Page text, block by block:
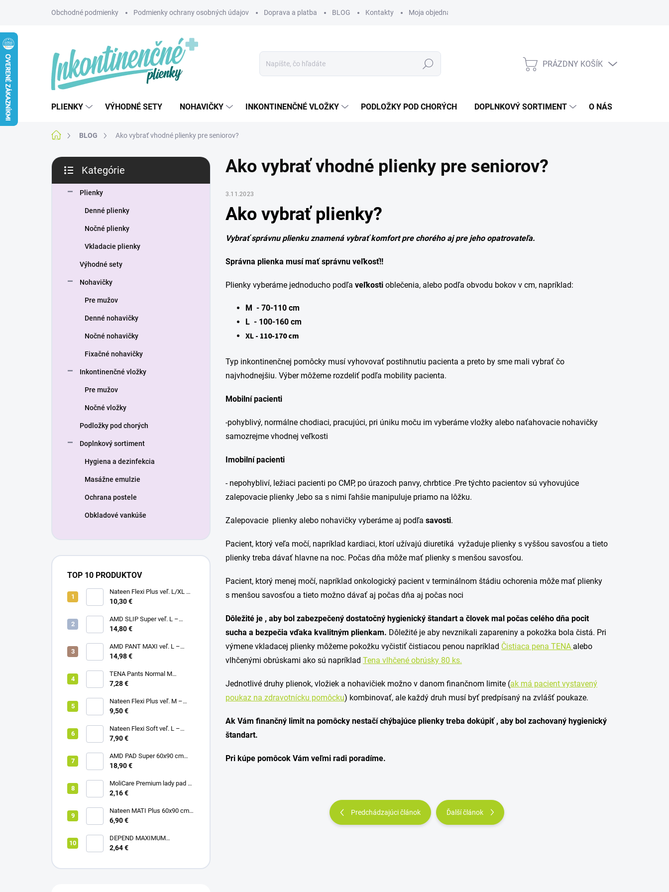
Obchodné podmienky Podmienky ochrany osobných údajov Doprava a platba BLOG Kontakty Moja objednávka
Hľadať
NÁKUPNÝ
PRÁZDNY KOŠÍK
PLIENKY VÝHODNÉ SETY NOHAVIČKY INKONTINENČNÉ VLOŽKY PODLOŽKY POD CHORÝCH DOPLNKOVÝ SORTIMENT O NÁS
DomovBLOG Ako vybrať vhodné plienky pre seniorov?
B
č
Kategórie
Plienky
Denné plienky
Nočné plienky
Vkladacie plienky
Výhodné sety
Nohavičky
Pre mužov
Denné nohavičky
Nočné nohavičky
Fixačné nohavičky
Inkontinenčné vložky
Pre mužov
Nočné vložky
Podložky pod chorých
Doplnkový sortiment
Hygiena a dezinfekcia
Masážne emulzie
Ochrana postele
Obkladové vankúše
TOP 10 PRODUKTOV
Nateen Flexi Plus veľ. L/XL –
nohavičky plienkové (10ks)
10,30 €
AMD SLIP Super veľ. L –
14,80 €
AMD PANT MAXI veľ. L –
14,98 €
TENA Pants Normal M
naťahovacie inkontinenčné
7,28 €
Nateen Flexi Plus veľ. M –
nohavičky plienkové (10ks)
9,50 €
Nateen Flexi Soft veľ. L –
nohavičky plienkové (10ks)
7,90 €
AMD PAD Super 60x90 cm
podložka pod pacienta (30ks)
18,90 €
MoliCare Premium lady pad 3
kvapky inkontinenčné vložky
2,16 €
Nateen MATI Plus 60x90 cm
podložka pod pacienta (10ks)
6,90 €
DEPEND MAXIMUM
inkontinenčné vložky pre ženy,
6ks
2,64 €
Ako vybrať vhodné plienky pre seniorov?
3.11.2023
Ako vybrať plienky?
Vybrať správnu plienku znamená vybrať komfort pre chorého aj pre jeho opatrovateľa.
Správna plienka musí mať správnu veľkosť!!
Plienky vyberáme jednoducho podľa veľkosti oblečenia, alebo podľa obvodu bokov v cm, napríklad:
M - 70-110 cm
L - 100-160 cm
XL - 110-170 cm
Typ inkontinenčnej pomôcky musí vyhovovať postihnutiu pacienta a preto by sme mali vybrať čo
najvhodnejšiu. Výber môžeme rozdeliť podľa mobility pacienta.
Mobilní pacienti
-pohyblivý, normálne chodiaci, pracujúci, pri úniku moču im vyberáme vložky alebo naťahovacie nohavičky
samozrejme vhodnej veľkosti
Imobilní pacienti
- nepohybliví, ležiaci pacienti po CMP, po úrazoch panvy, chrbtice .Pre týchto pacientov sú vyhovujúce
zalepovacie plienky ,lebo sa s nimi ľahšie manipuluje priamo na lôžku.
Zalepovacie plienky alebo nohavičky vyberáme aj podľa savosti.
Pacient, ktorý veľa močí, napríklad kardiaci, ktorí užívajú diuretiká vyžaduje plienky s vyššou savosťou a tieto
plienky treba dávať hlavne na noc. Počas dňa môže mať plienky s menšou savosťou.
Pacient, ktorý menej močí, napríklad onkologický pacient v terminálnom štádiu ochorenia môže mať plienky
s menšou savosťou a tieto možno dávať aj počas dňa aj počas noci
Dôležité je , aby bol zabezpečený dostatočný hygienický štandart a človek mal počas celého dňa pocit
sucha a bezpečia vďaka kvalitným plienkam. Dôležité je aby nevznikali zapareniny a pokožka bola čistá. Pri
výmene vkladacej plienky môžeme pokožku vyčistiť čistiacou penou napríklad Čistiaca pena TENA alebo
vlhčenými obrúskami ako sú napríklad Tena vlhčené obrúsky 80 ks.
Jednotlivé druhy plienok, vložiek a nohavičiek možno v danom finančnom limite (ak má pacient vystavený
poukaz na zdravotnícku pomôcku) kombinovať, ale každý druh musí byť predpísaný na zvlášť poukaze.
Ak Vám finančný limit na pomôcky nestačí chýbajúce plienky treba dokúpiť , aby bol zachovaný hygienický
štandart.
Pri kúpe pomôcok Vám veľmi radi poradíme.
Predchádzajúci článok Ďalší článok